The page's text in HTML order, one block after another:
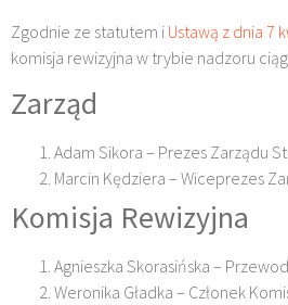
Zgodnie ze statutem i Ustawą z dnia 7
komisja rewizyjna w trybie nadzoru
Zarząd
Adam Sikora – Prezes Zarządu
Marcin Kędziera – Wiceprezes
Komisja Rewizyjna
Agnieszka Skorasińska –
Weronika Gładka – Członek